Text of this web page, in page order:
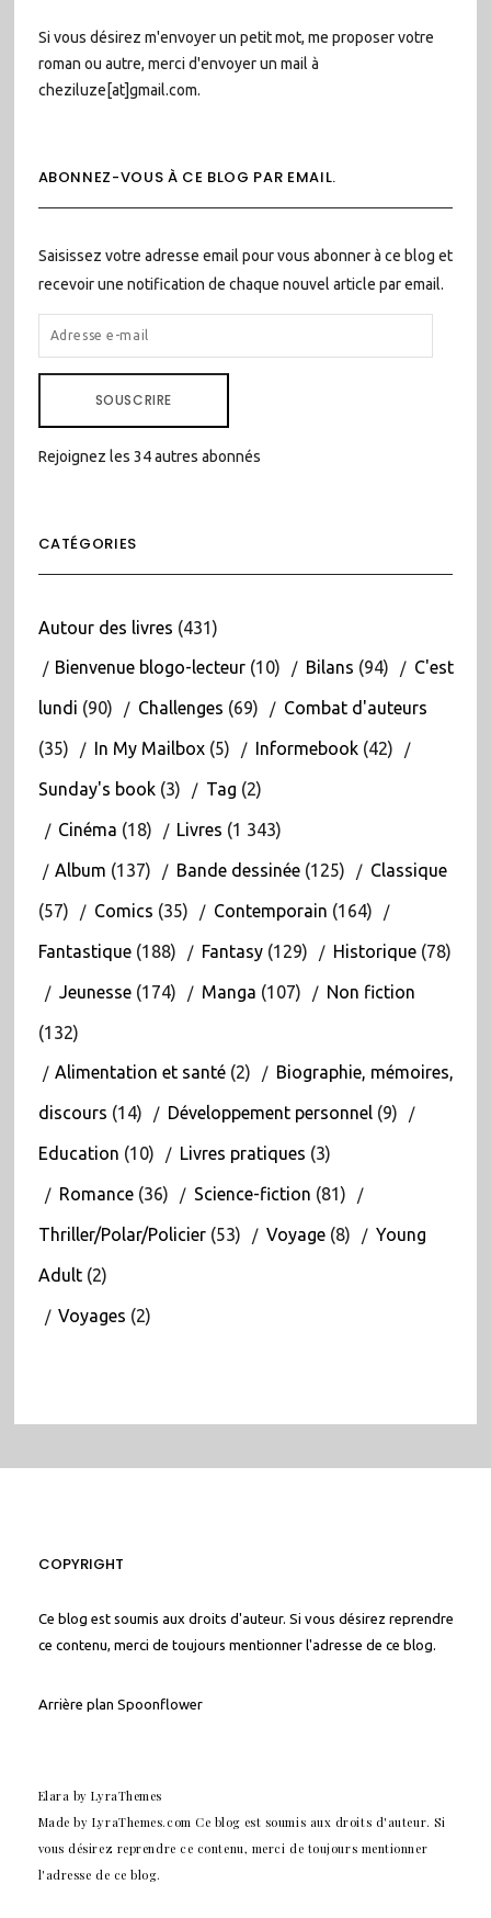
Si vous désirez m'envoyer un petit mot, me proposer votre
roman ou autre, merci d'envoyer un mail à
cheziluze[at]gmail.com.
ABONNEZ-VOUS À CE BLOG PAR EMAIL.
Saisissez votre adresse email pour vous abonner à ce blog et
recevoir une notification de chaque nouvel article par email.
ADRESSE
E-
SOUSCRIRE
Rejoignez les 34 autres abonnés
CATÉGORIES
Autour des livres (431)
Bienvenue blogo-lecteur(10) Bilans (94) C'est
lundi (90) Challenges (69) Combat d'auteurs
(35) In My Mailbox(5) Informebook(42)
Sunday's book(3) Tag (2)
Cinéma (18) Livres (1 343)
Album (137) Bande dessinée(125) Classique
(57) Comics (35) Contemporain (164)
Fantastique(188) Fantasy(129) Historique(78)
Jeunesse(174) Manga (107) Non fiction
(132)
Alimentation et santé(2) Biographie, mémoires,
discours (14) Développement personnel(9)
Education (10) Livres pratiques (3)
Romance(36) Science-fiction (81)
Thriller/Polar/Policier(53) Voyage(8) Young
Adult(2)
Voyages (2)
COPYRIGHT
Ce blog est soumis aux droits d'auteur. Si vous désirez reprendre
ce contenu, merci de toujours mentionner l'adresse de ce blog.
Arrière plan Spoonflower
Elara by LyraThemes
Made by LyraThemes.com Ce blog est soumis aux droits d'auteur. Si
vous désirez reprendre ce contenu, merci de toujours mentionner
l'adresse de ce blog.